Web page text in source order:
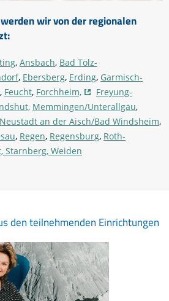
wir von der regionalen
, Ansbach, Bad Tölz-
, Ebersberg, Erding, Garmisch-
, Feucht, Forchheim,
Freyung-
Memmingen/Unterallgäu,
Neustadt an der Aisch/Bad Windsheim,
, Regen, Regensburg, Roth-
Starnberg, Weiden
den teilnehmenden Einrichtungen